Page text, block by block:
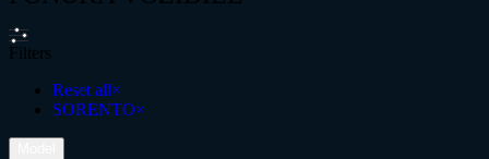
Filters
Reset all×
SORENTO×